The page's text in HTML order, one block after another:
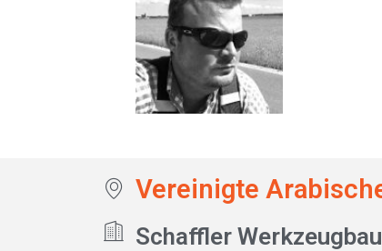
Vereinigte
Schaffler Werkzeugbau